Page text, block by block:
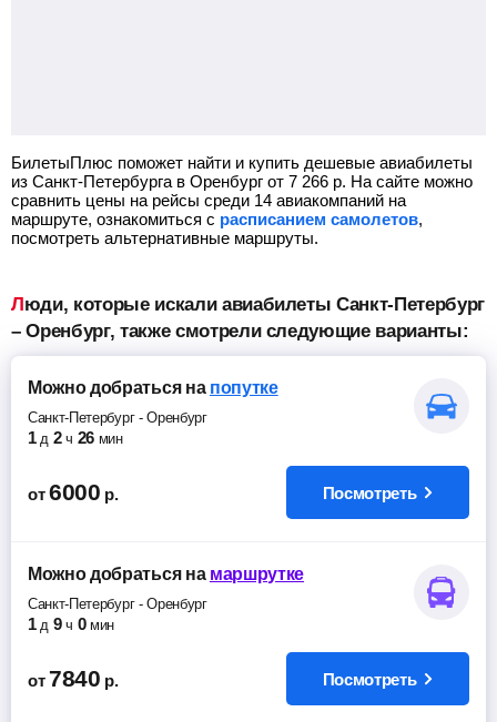
БилетыПлюс поможет найти и купить дешевые авиабилеты
из Санкт-Петербурга в Оренбург от 7 266 р. На сайте можно
сравнить цены на рейсы среди 14 авиакомпаний на
маршруте, ознакомиться с расписанием самолетов,
посмотреть альтернативные маршруты.
Люди, которые искали авиабилеты Санкт-Петербург
– Оренбург, также смотрели следующие варианты:
Можно добратьсяна попутке
Санкт-Петербург-Оренбург
1 д 2 ч 26 мин
от 6000 р. Посмотреть
Можно добратьсяна маршрутке
Санкт-Петербург-Оренбург
1 д 9 ч 0 мин
от 7840 р. Посмотреть